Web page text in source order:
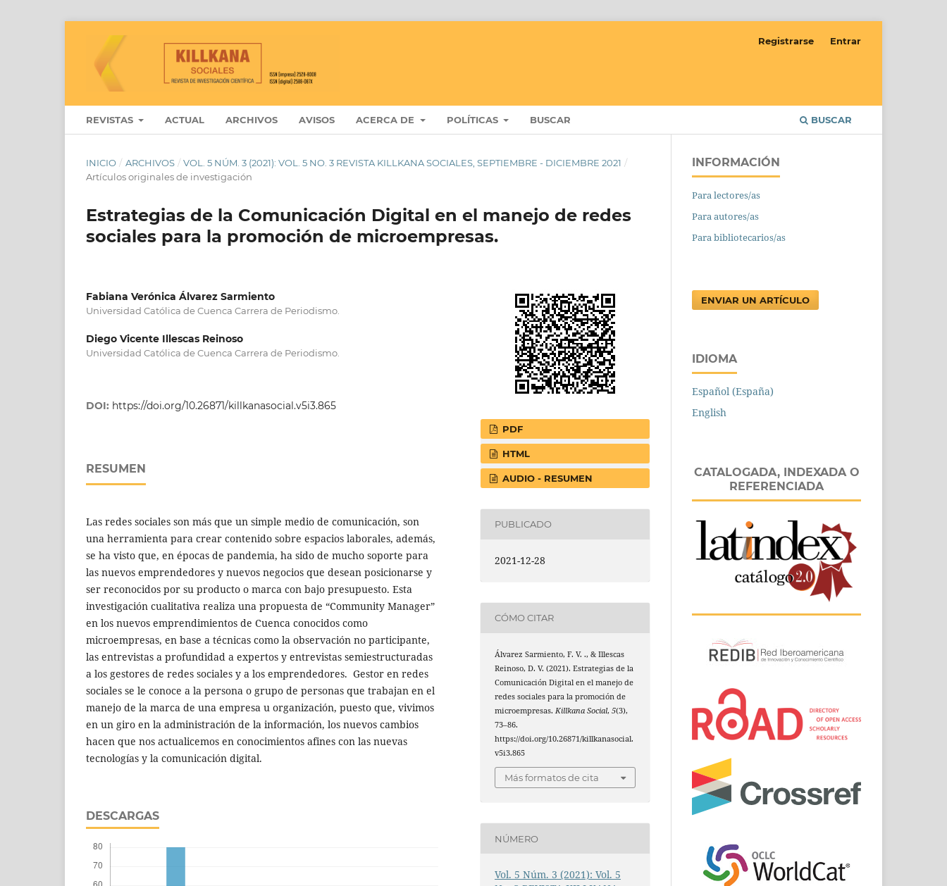
REVISTAS ACTUAL ARCHIVOS AVISOS ACERCA DE POLÍTICAS BUSCAR BUSCAR
Registrarse Entrar
INICIO / ARCHIVOS / VOL. 5 NÚM. 3 (2021): VOL. 5 NO. 3 REVISTA KILLKANA SOCIALES, SEPTIEMBRE - DICIEMBRE 2021 /
Artículos originales de investigación
Estrategias de la Comunicación Digital en el manejo de redes
sociales para la promoción de microempresas.
Fabiana Verónica Álvarez Sarmiento
Universidad Católica de Cuenca Carrera de Periodismo.
Diego Vicente Illescas Reinoso
Universidad Católica de Cuenca Carrera de Periodismo.
DOI: https://doi.org/10.26871/killkanasocial.v5i3.865
RESUMEN
Las redes sociales son más que un simple medio de comunicación, son
una herramienta para crear contenido sobre espacios laborales, además,
se ha visto que, en épocas de pandemia, ha sido de mucho soporte para
las nuevos emprendedores y nuevos negocios que desean posicionarse y
ser reconocidos por su producto o marca con bajo presupuesto. Esta
investigación cualitativa realiza una propuesta de “Community Manager”
en los nuevos emprendimientos de Cuenca conocidos como
microempresas, en base a técnicas como la observación no participante,
las entrevistas a profundidad a expertos y entrevistas semiestructuradas
a los gestores de redes sociales y a los emprendedores. Gestor en redes
sociales se le conoce a la persona o grupo de personas que trabajan en el
manejo de la marca de una empresa u organización, puesto que, vivimos
en un giro en la administración de la información, los nuevos cambios
hacen que nos actualicemos en conocimientos afines con las nuevas
tecnologías y la comunicación digital.
DESCARGAS
PDF
HTML
AUDIO - RESUMEN
PUBLICADO
2021-12-28
CÓMO CITAR
Álvarez Sarmiento, F. V. ., & Illescas
Reinoso, D. V. (2021). Estrategias de la
Comunicación Digital en el manejo de
redes sociales para la promoción de
microempresas.Killkana Social,5(3),
73–86.
https://doi.org/10.26871/killkanasocial.
v5i3.865
Más formatos de cita
NÚMERO
Vol. 5 Núm. 3 (2021): Vol. 5
INFORMACIÓN
Para lectores/as
Para autores/as
Para bibliotecarios/as
ENVIAR UN ARTÍCULO
IDIOMA
Español (España)
English
CATALOGADA, INDEXADA O
REFERENCIADA